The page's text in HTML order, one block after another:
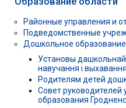
Районные управления и
Подведомственные
Дошкольное образование
Установы
навучання і выхавання
Родителям детей
Совет
образования